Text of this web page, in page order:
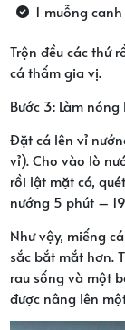
1 muỗng
Trộn đều các thứ
cá thấm gia vị.
Bước 3: Làm
Đặt cá lên vỉ
vỉ). Cho vào lò
rồi lật mặt cá,
nướng 5 phút –
Như vậy, miếng
sắc bắt mắt hơn.
rau sống và một
được nâng lên